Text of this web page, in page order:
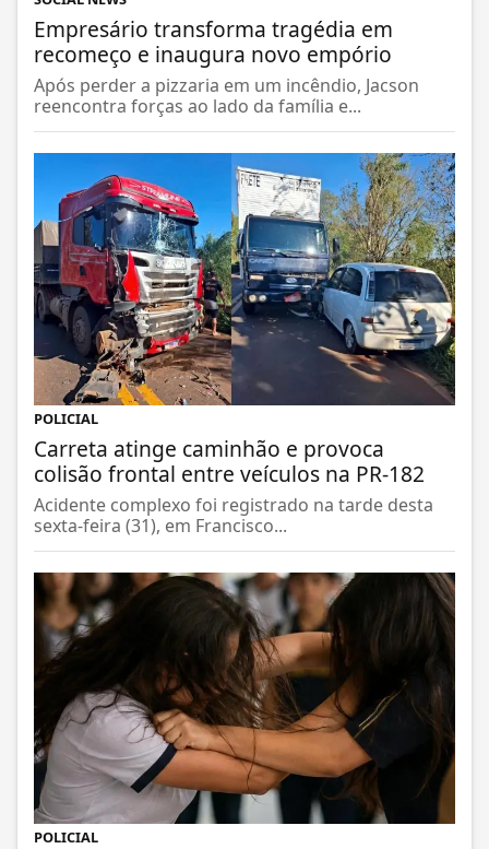
Empresário transforma tragédia em
recomeço e inaugura novo empório
Após perder a pizzaria em um incêndio, Jacson
reencontra forças ao lado da família e...
POLICIAL
Carreta atinge caminhão e provoca
colisão frontal entre veículos na PR-182
Acidente complexo foi registrado na tarde desta
sexta-feira (31), em Francisco...
POLICIAL